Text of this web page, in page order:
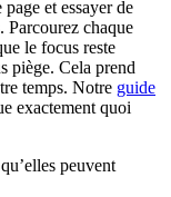
et essayer de
chaque
le focus reste
piège. Cela prend
temps. Notre guide
exactement quoi
peuvent